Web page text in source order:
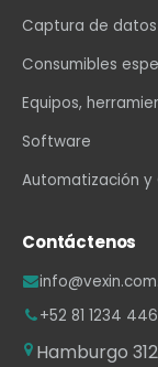
Captura de datos
Consumibles
Equipos,
Software
Automatización y
Contáctenos
+52 81 1234
Hamburgo